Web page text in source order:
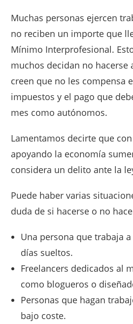
Muchas personas ejercen
no reciben un importe que
Mínimo Interprofesional.
muchos decidan no hacerse
creen que no les compensa
impuestos y el pago que
mes como autónomos.
Lamentamos decirte que
apoyando la economía
considera un delito ante la
Puede haber varias
duda de si hacerse o no
Una persona que trabaja
días sueltos.
Freelancers dedicados al
como blogueros o
Personas que hagan
bajo coste.